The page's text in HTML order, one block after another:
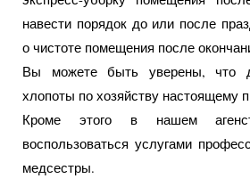
навести порядок до или после
о чистоте помещения после
Вы можете быть уверены, что
хлопоты по хозяйству настоящему
Кроме этого в нашем
воспользоваться услугами
медсестры.